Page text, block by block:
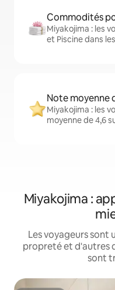
Commodités
Miyakojima : les
et Piscine dans
Note moyenne
Miyakojima : les
moyenne de 4,6
Miyakojima :
Les voyageurs sont
propreté et d'autres
sont